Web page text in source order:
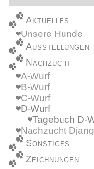
Aktuelles
Unsere Hunde
Ausstellungen
Nachzucht
A-Wurf
B-Wurf
C-Wurf
D-Wurf
Tagebuch D-
Nachzucht
Sonstiges
Zeichnungen